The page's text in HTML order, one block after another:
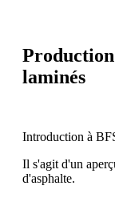
laminés
Introduction à
Il s'agit d'un
d'asphalte.